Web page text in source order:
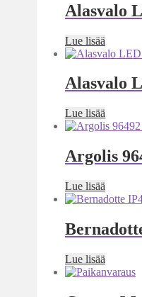
Alasvalo
Lue lisää
Alasvalo
Lue lisää
Argolis
Lue lisää
Lue lisää